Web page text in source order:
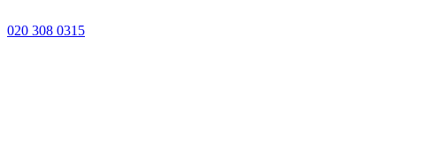
020 308 0315